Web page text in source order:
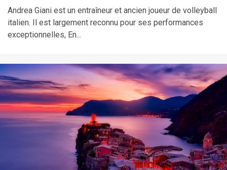
Andrea Giani est un entraîneur et ancien joueur de volleyball
italien. Il est largement reconnu pour ses performances
exceptionnelles, En...